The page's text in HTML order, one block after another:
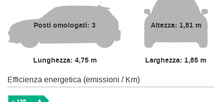
Posti omologati: 3
Lunghezza: 4,75 m
Altezza: 1,81 m
Larghezza: 1,85 m
Efficienza energetica (emissioni / Km)